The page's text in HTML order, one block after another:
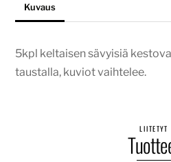
Kuvaus
5kpl keltaisen sävyisiä
taustalla, kuviot vaihtelee.
LIITETYT